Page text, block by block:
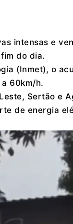
intensas e
do dia.
(Inmet), o
60km/h.
Sertão e
de energia